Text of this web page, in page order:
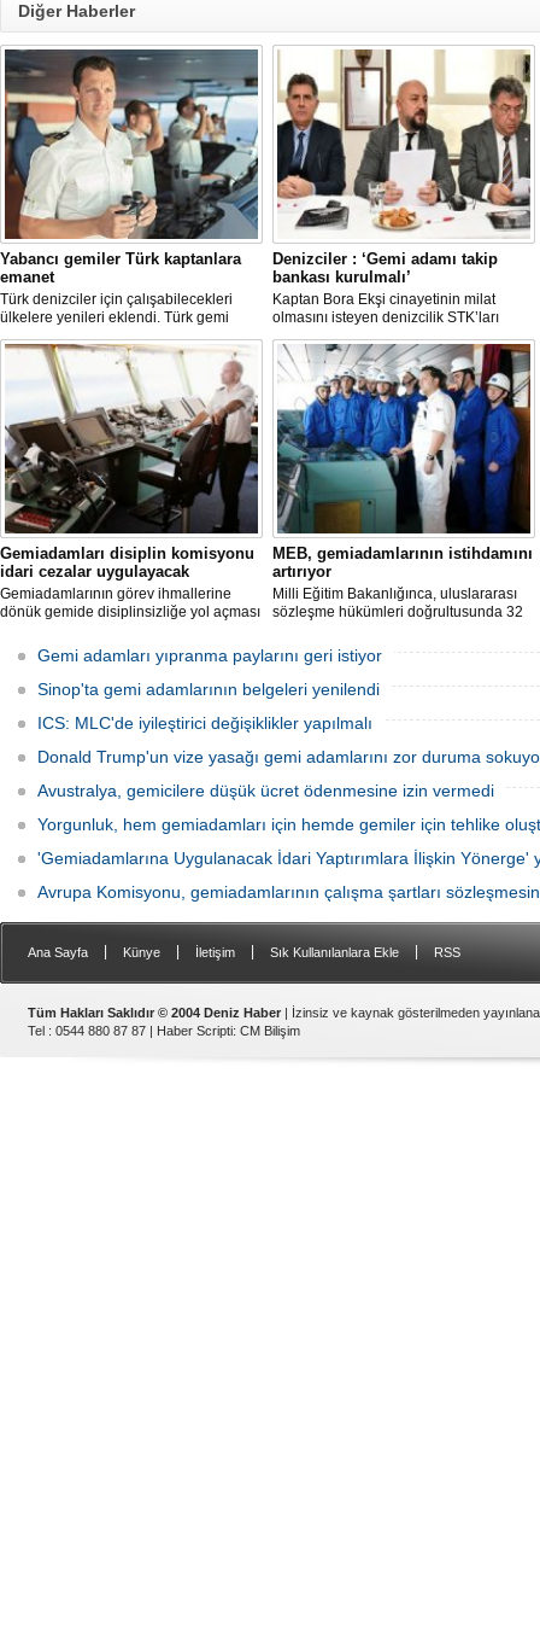
Diğer Haberler
Yabancı gemiler Türk kaptanlara
emanet
Türk denizciler için çalışabilecekleri
ülkelere yenileri eklendi. Türk gemi
insanlarının istihdam edilebileceği
ülkeler arasına Danimarka, Hong Kong,
Norveç ve İngiltere bayraklı gemiler de
katıldı. Böylece 37 ülke ile anlaşma
Denizciler : ‘Gemi adamı takip
bankası kurulmalı’
Kaptan Bora Ekşi cinayetinin milat
olmasını isteyen denizcilik STK’ları
şirketlere personel politikalarını gözden
geçirmeleri çağrısında bulundu.
Gemiadamları disiplin komisyonu
idari cezalar uygulayacak
Gemiadamlarının görev ihmallerine
dönük gemide disiplinsizliğe yol açması
Komisyonu tarafından bir açıklama
yayınlandı.
MEB, gemiadamlarının istihdamını
artırıyor
Milli Eğitim Bakanlığınca, uluslararası
sözleşme hükümleri doğrultusunda 32
programı" hazırlanarak uygulamaya
başlandı.
Gemi adamları yıpranma paylarını geri istiyor
Sinop'ta gemi adamlarının belgeleri yenilendi
ICS: MLC'de iyileştirici değişiklikler yapılmalı
Donald Trump'un vize yasağı gemi adamlarını zor duruma
Avustralya, gemicilere düşük ücret ödenmesine izin vermedi
Yorgunluk, hem gemiadamları için hemde gemiler için tehlike
'Gemiadamlarına Uygulanacak İdari Yaptırımlara İlişkin Yönerge'
Avrupa Komisyonu, gemiadamlarının çalışma şartları
Ana Sayfa Künye İletişim Sık Kullanılanlara Ekle RSS
Tüm Hakları Saklıdır © 2004 Deniz Haber | İzinsiz ve kaynak gösterilmeden
Tel : 0544 880 87 87 | Haber Scripti: CM Bilişim